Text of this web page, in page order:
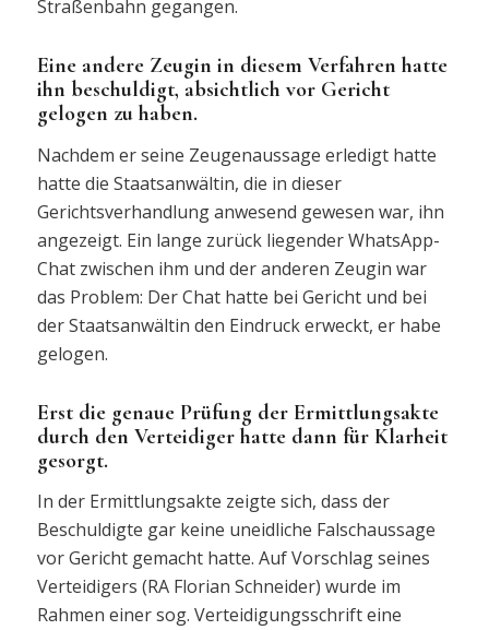
Straßenbahn gegangen.
Eine andere Zeugin in diesem Verfahren hatte
ihn beschuldigt, absichtlich vor Gericht
gelogen zu haben.
Nachdem er seine Zeugenaussage erledigt hatte
hatte die Staatsanwältin, die in dieser
Gerichtsverhandlung anwesend gewesen war, ihn
angezeigt. Ein lange zurück liegender WhatsApp-
Chat zwischen ihm und der anderen Zeugin war
das Problem: Der Chat hatte bei Gericht und bei
der Staatsanwältin den Eindruck erweckt, er habe
gelogen.
Erst die genaue Prüfung der Ermittlungsakte
durch den Verteidiger hatte dann für Klarheit
gesorgt.
In der Ermittlungsakte zeigte sich, dass der
Beschuldigte gar keine uneidliche Falschaussage
vor Gericht gemacht hatte. Auf Vorschlag seines
Verteidigers (RA Florian Schneider) wurde im
Rahmen einer sog. Verteidigungsschrift eine